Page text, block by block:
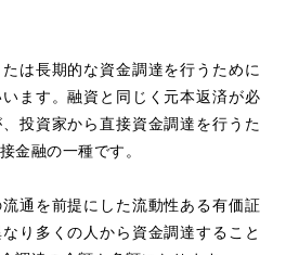
は長期的な資金調達を行うために
ます。融資と同じく元本返済が必
投資家から直接資金調達を行うた
金融の一種です。
通を前提にした流動性ある有価証
り多くの人から資金調達すること